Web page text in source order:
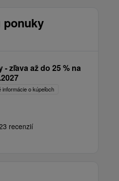
ponuky
zľava až do 25 % na
informácie o kúpeľoch
recenzií